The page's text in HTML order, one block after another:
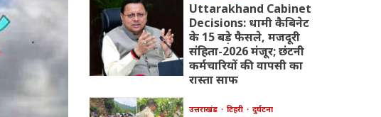
Uttarakhand Cabinet
Decisions: धामी कैबिनेट
के 15 बड़े फैसले, मजदूरी
संहिता-2026 मंजूर; छंटनी
कर्मचारियों की वापसी का
रास्ता साफ
उत्तराखंड टिहरी दुर्घटना